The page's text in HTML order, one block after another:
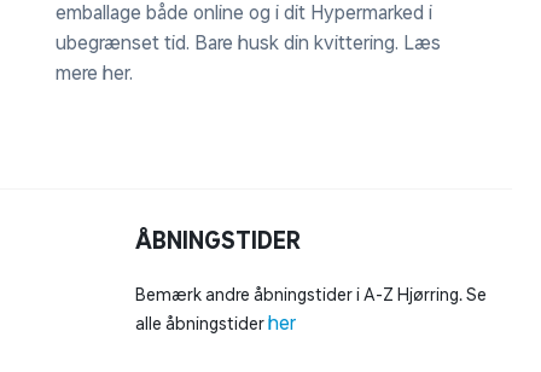
emballage både online og i dit Hypermarked i
ubegrænset tid. Bare husk din kvittering. Læs
mere her.
ÅBNINGSTIDER
Bemærk andre åbningstider i A-Z Hjørring. Se
alle åbningstiderher